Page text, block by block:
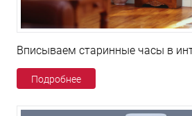
Вписываем старинные часы в
Подробнее